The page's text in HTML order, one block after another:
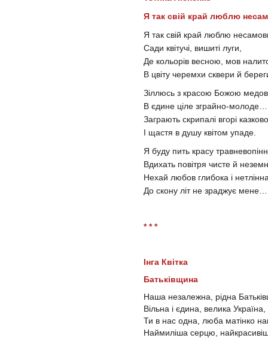
Я так свій край люблю
Я так свій край люблю
Сади квітучі, вишиті луги,
Де кольорів весною, мов
В цвіту черемхи сквери й
Зіллюсь з красою Божою
В єдине ціле зграйно-молоде…
Заграють скрипалі вгорі
І щастя в душу квітом упаде.
Я буду пить красу
Вдихать повітря чисте й
Нехай любов глибока і
До скону літ не зраджує мене…
* * *
Інга Квітка
Батьківщина
Наша незалежна, рідна
Вільна і єдина, велика Україна,
Ти в нас одна, люба матінко
Наймиліша серцю,